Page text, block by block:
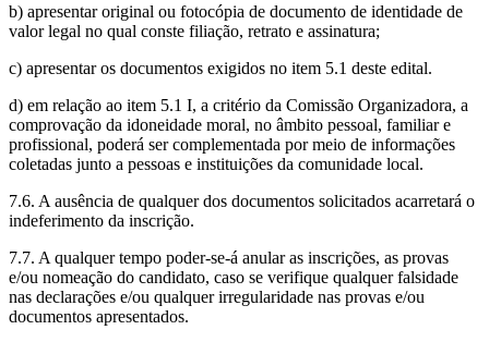
b) apresentar original ou fotocópia de documento de identidade de
valor legal no qual conste filiação, retrato e assinatura;
c) apresentar os documentos exigidos no item 5.1 deste edital.
d) em relação ao item 5.1 I, a critério da Comissão Organizadora, a
comprovação da idoneidade moral, no âmbito pessoal, familiar e
profissional, poderá ser complementada por meio de informações
coletadas junto a pessoas e instituições da comunidade local.
7.6. A ausência de qualquer dos documentos solicitados acarretará o
indeferimento da inscrição.
7.7. A qualquer tempo poder-se-á anular as inscrições, as provas
e/ou nomeação do candidato, caso se verifique qualquer falsidade
nas declarações e/ou qualquer irregularidade nas provas e/ou
documentos apresentados.